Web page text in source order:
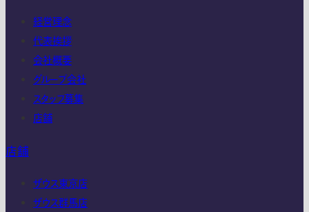
経営理念
代表挨拶
会社概要
グループ会社
スタッフ募集
店舗
店舗
ザウス東京店
ザウス群馬店